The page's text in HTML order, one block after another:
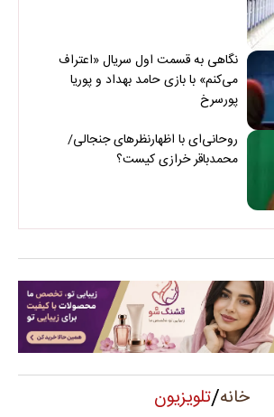
نگاهی به قسمت اول سریال «اعتراف
می‌کنم» با بازی حامد بهداد و پوریا
پورسرخ
روحانی‌ای با اظهارنظرهای جنجالی/
محمدباقر خرازی کیست؟
خانه/تلویزیون